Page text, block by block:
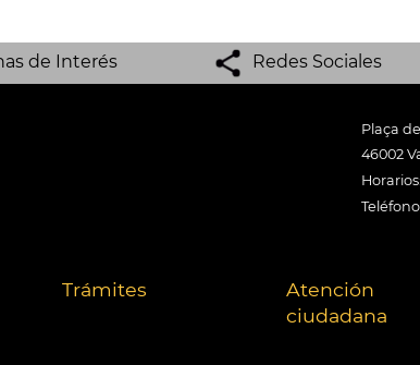
de Interés Redes Sociales
Plaça
46002
Trámites
Atención
ciudadana